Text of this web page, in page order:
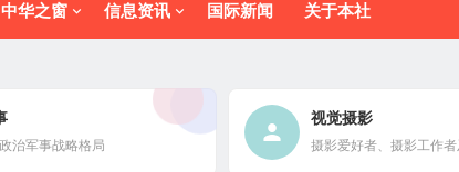
中华之窗 信息资讯 国际新闻 关于本社
治军事战略格局
视觉摄影
摄影爱好者、摄影工作